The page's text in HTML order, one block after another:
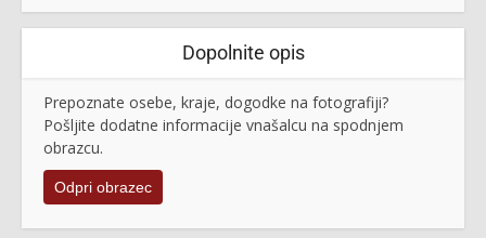
Dopolnite opis
Prepoznate osebe, kraje, dogodke na fotografiji?
Pošljite dodatne informacije vnašalcu na spodnjem
obrazcu.
Odpri obrazec